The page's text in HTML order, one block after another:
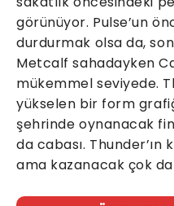
görünüyor. Pulse’un
durdurmak olsa da,
Metcalf sahadayken
mükemmel seviyede.
yükselen bir form
şehrinde oynanacak
da cabası.
ama kazanacak çok